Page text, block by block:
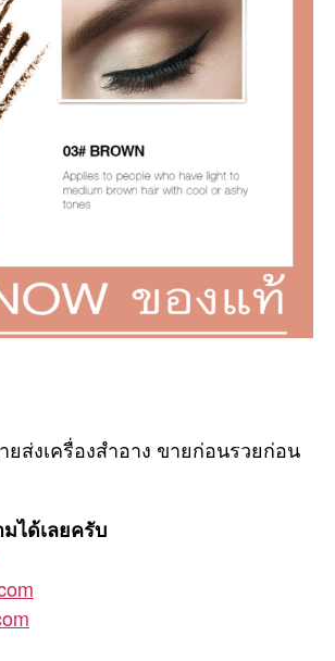
ยส่งเครื่องสำอาง ขายก่อนรวยก่อน
ได้เลยครับ